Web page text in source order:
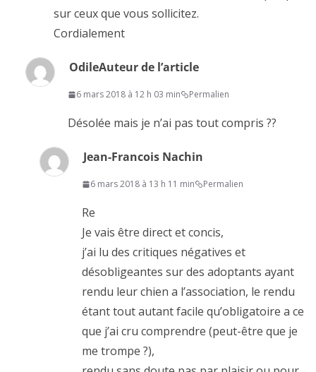
sur ceux que vous sollicitez.
Cordialement
OdileAuteur de l’article
6 mars 2018 à 12 h 03 min Permalien
Désolée mais je n’ai pas tout compris ??
Jean-Francois Nachin
6 mars 2018 à 13 h 11 min Permalien
Re
Je vais être direct et concis,
j’ai lu des critiques négatives et
désobligeantes sur des adoptants ayant
rendu leur chien a l’association, le rendu
étant tout autant facile qu’obligatoire a ce
que j’ai cru comprendre (peut-être que je
me trompe ?),